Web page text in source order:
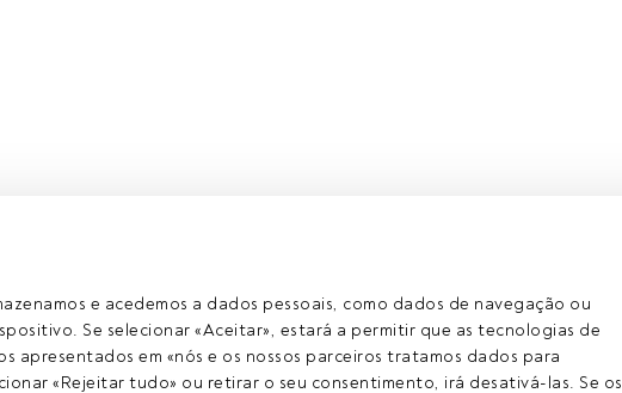
e acedemos a dados pessoais, como dados de navegação ou
Se selecionar «Aceitar», estará a permitir que as tecnologias de
apresentados em «nós e os nossos parceiros tratamos dados para
«Rejeitar tudo» ou retirar o seu consentimento, irá desativá-las. Se os